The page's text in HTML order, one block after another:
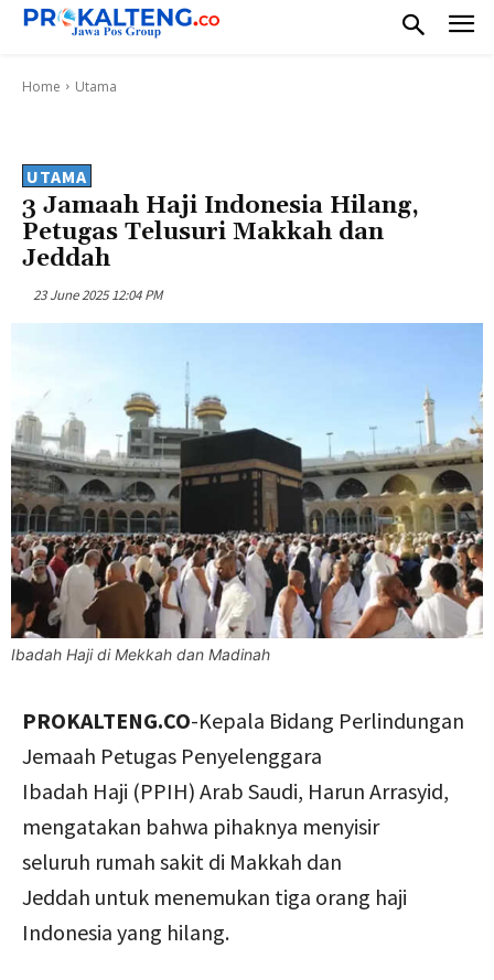
Home Utama
UTAMA
3 Jamaah Haji Indonesia Hilang,
Petugas Telusuri Makkah dan
Jeddah
23 June 2025 12:04 PM
Ibadah Haji di Mekkah dan Madinah
PROKALTENG.CO-Kepala Bidang Perlindungan
Jemaah Petugas Penyelenggara
Ibadah Haji (PPIH) Arab Saudi, Harun Arrasyid,
mengatakan bahwa pihaknya menyisir
seluruh rumah sakit di Makkah dan
Jeddah untuk menemukan tiga orang haji
Indonesia yang hilang.